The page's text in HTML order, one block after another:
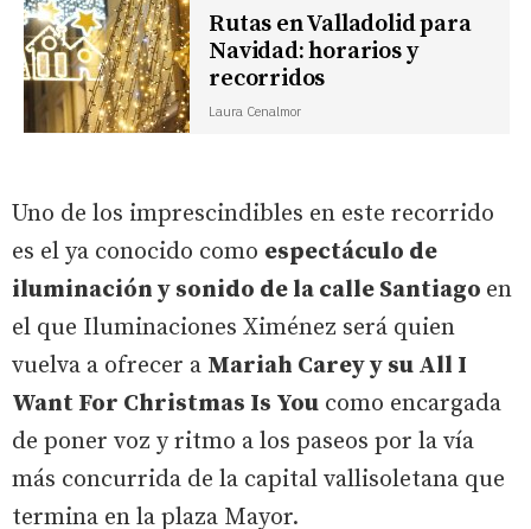
Rutas en Valladolid para
Navidad: horarios y
recorridos
Laura Cenalmor
Uno de los imprescindibles en este recorrido
es el ya conocido como espectáculo de
iluminación y sonido de la calle Santiago en
el que Iluminaciones Ximénez será quien
vuelva a ofrecer a Mariah Carey y su All I
Want For Christmas Is You como encargada
de poner voz y ritmo a los paseos por la vía
más concurrida de la capital vallisoletana que
termina en la plaza Mayor.